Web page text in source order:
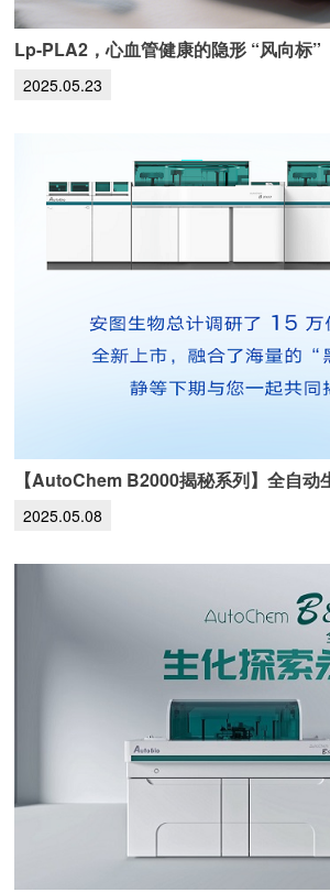
Lp-PLA2，心血管健康的隐形 “风向标”
2025.05.23
2025.05.08